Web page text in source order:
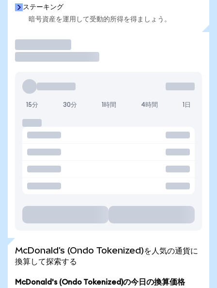
ステーキング
暗号資産を運用して受動的所得を得ましょう。
15分 30分 1時間 4時間 1日
McDonald's (Ondo Tokenized)を人気の通貨に
換算して探索する
McDonald's (Ondo Tokenized)の今日の換算価格